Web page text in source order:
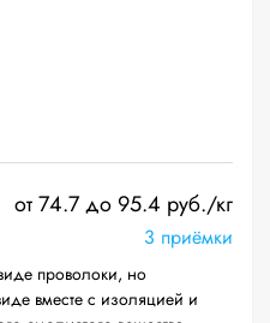
от 74.7 до 95.4 руб./кг
3 приёмки
проволоки, но
вместе с изоляцией и